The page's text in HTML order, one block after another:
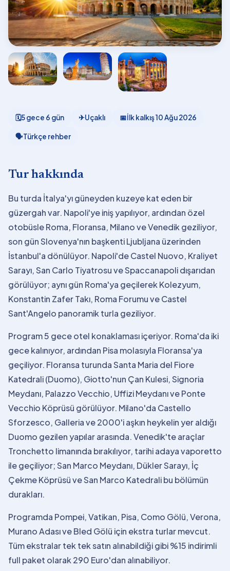
🗓5 gece 6 gün ✈Uçaklı 📅İlk kalkış10 Ağu 2026
🗣Türkçe rehber
Tur hakkında
Bu turda İtalya'yı güneyden kuzeye kat eden bir
güzergah var. Napoli'ye iniş yapılıyor, ardından özel
otobüsle Roma, Floransa, Milano ve Venedik geziliyor,
son gün Slovenya'nın başkenti Ljubljana üzerinden
İstanbul'a dönülüyor. Napoli'de Castel Nuovo, Kraliyet
Sarayı, San Carlo Tiyatrosu ve Spaccanapoli dışarıdan
görülüyor; aynı gün Roma'ya geçilerek Kolezyum,
Konstantin Zafer Takı, Roma Forumu ve Castel
Sant'Angelo panoramik turla geziliyor.
Program 5 gece otel konaklaması içeriyor. Roma'da iki
gece kalınıyor, ardından Pisa molasıyla Floransa'ya
geçiliyor. Floransa turunda Santa Maria del Fiore
Katedrali (Duomo), Giotto'nun Çan Kulesi, Signoria
Meydanı, Palazzo Vecchio, Uffizi Meydanı ve Ponte
Vecchio Köprüsü görülüyor. Milano'da Castello
Sforzesco, Galleria ve 2000'i aşkın heykelin yer aldığı
Duomo gezilen yapılar arasında. Venedik'te araçlar
Tronchetto limanında bırakılıyor, tarihi adaya vaporetto
ile geçiliyor; San Marco Meydanı, Dükler Sarayı, İç
Çekme Köprüsü ve San Marco Katedrali bu bölümün
durakları.
Programda Pompei, Vatikan, Pisa, Como Gölü, Verona,
Murano Adası ve Bled Gölü için ekstra turlar mevcut.
Tüm ekstralar tek tek satın alınabildiği gibi %15 indirimli
full paket olarak 290 Euro'dan alınabiliyor.